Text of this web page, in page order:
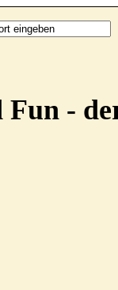
Fun -